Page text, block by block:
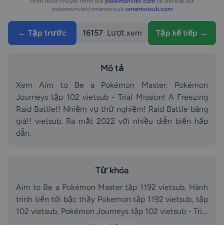
pokemonviet/omamorisub omamorisub.com
← Tập trước 16157 Lượt xem Tập kế tiếp →
Mô tả
Xem Aim to Be a Pokémon Master: Pokémon
Journeys tập 102 vietsub - Trial Mission! A Freezing
Raid Battle!! Nhiệm vụ thử nghiệm! Raid Battle băng
giá!! vietsub. Ra mắt 2022 với nhiều diễn biến hấp
dẫn.
Từ khóa
Aim to Be a Pokémon Master tập 1192 vietsub, Hành
trình tiến tới bậc thầy Pokemon tập 1192 vietsub, tập
102 vietsub, Pokémon Journeys tập 102 vietsub - Trial